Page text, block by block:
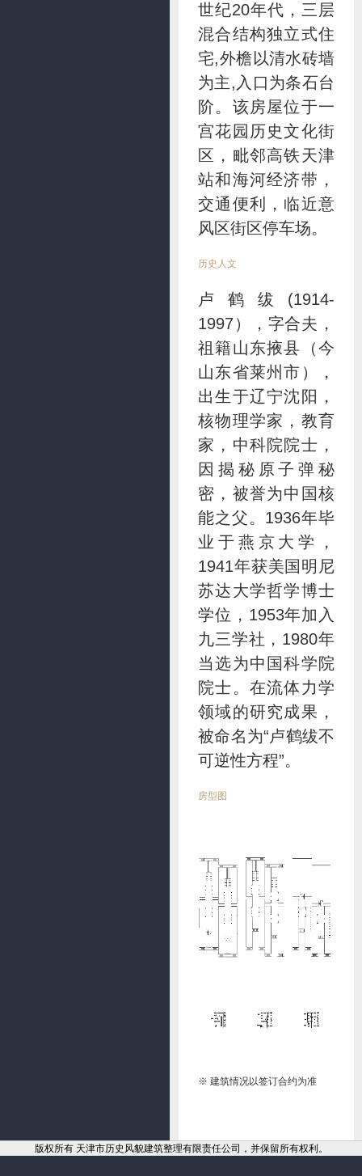
世纪20年代，三层
混合结构独立式住
宅,外檐以清水砖墙
为主,入口为条石台
阶。该房屋位于一
宫花园历史文化街
区，毗邻高铁天津
站和海河经济带，
交通便利，临近意
风区街区停车场。
历史人文
卢鹤绂(1914-
1997），字合夫，
祖籍山东掖县（今
山东省莱州市），
出生于辽宁沈阳，
核物理学家，教育
家，中科院院士，
因揭秘原子弹秘
密，被誉为中国核
能之父。1936年毕
业于燕京大学，
1941年获美国明尼
苏达大学哲学博士
学位，1953年加入
九三学社，1980年
当选为中国科学院
院士。在流体力学
领域的研究成果，
被命名为“卢鹤绂不
可逆性方程”。
房型图
※ 建筑情况以签订合约为准
版权所有 天津市历史风貌建筑整理有限责任公司，并保留所有权利。